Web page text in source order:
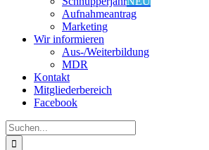
Aufnahmeantrag
Marketing
Wir informieren
Aus-/Weiterbildung
MDR
Kontakt
Mitgliederbereich
Facebook
Suche
nach: